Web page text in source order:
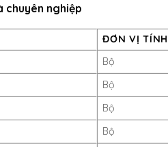
chuyên nghiệp
ĐƠN VỊ TÍNH
Bộ
Bộ
Bộ
Bộ